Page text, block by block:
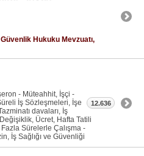
Hukuku Mevzuatı,
- Müteahhit, İşçi -
İş Sözleşmeleri, İşe
davaları, İş
Ücret, Hafta Tatili
Sürelerle Çalışma -
İş Sağlığı ve Güvenliği
12.636